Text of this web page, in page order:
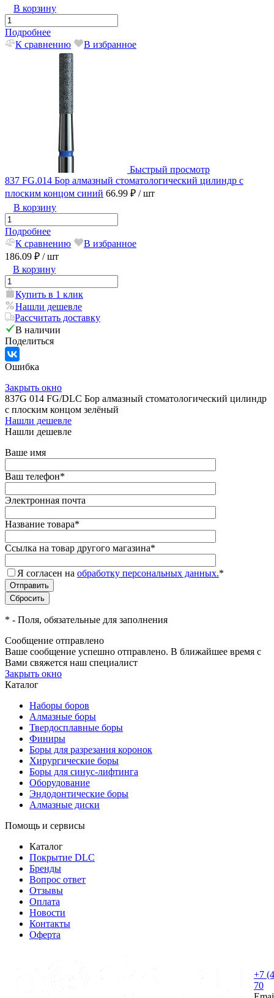
В корзину
Подробнее
К сравнению
В избранное
Быстрый просмотр
837 FG.014 Бор алмазный стоматологический цилиндр с
плоским концом синий 66.99 ₽ / шт
В корзину
Подробнее
К сравнению
В избранное
186.09 ₽ / шт
В корзину
Купить в 1 клик
Нашли дешевле
Рассчитать доставку
В наличии
Поделиться
Ошибка
Закрыть окно
837G 014 FG/DLC Бор алмазный стоматологический цилиндр
с плоским концом зелёный
Нашли дешевле
Нашли дешевле
Ваше имя
Ваш телефон*
Электронная почта
Название товара*
Ссылка на товар другого магазина*
Я согласен на обработку персональных данных.*
* - Поля, обязательные для заполнения
Сообщение отправлено
Ваше сообщение успешно отправлено. В ближайшее время с
Вами свяжется наш специалист
Закрыть окно
Каталог
Наборы боров
Алмазные боры
Твердосплавные боры
Финиры
Боры для разрезания коронок
Хирургические боры
Боры для синус-лифтинга
Оборудование
Эндодонтические боры
Алмазные диски
Помощь и сервисы
Каталог
Покрытие DLC
Бренды
Вопрос ответ
Отзывы
Оплата
Новости
Контакты
Оферта
+7
70